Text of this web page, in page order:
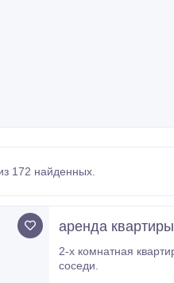
172 найденных.
аренда
2-х комнатная
соседи.